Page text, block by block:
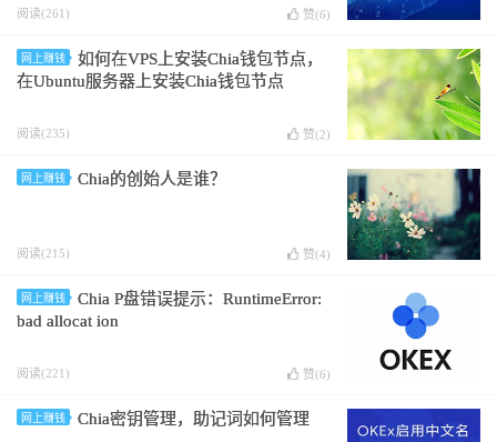
阅读(261) 赞(6)
网上赚钱
如何在VPS上安装Chia钱包节点，
在Ubuntu服务器上安装Chia钱包节点
阅读(235) 赞(2)
网上赚钱 Chia的创始人是谁？
阅读(215) 赞(4)
网上赚钱
Chia P盘错误提示：RuntimeError:
bad allocat ion
阅读(221) 赞(6)
网上赚钱 Chia密钥管理，助记词如何管理